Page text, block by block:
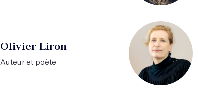
Olivier Liron
Auteur et poète